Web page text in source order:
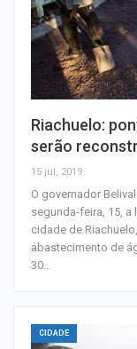
Riachuelo:
serão
15 jul, 2019
O governador
segunda-feira, 15,
cidade de
abastecimento de
30…
CIDADE